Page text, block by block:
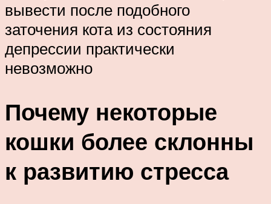
вывести после подобного
заточения кота из состояния
депрессии практически
невозможно
Почему некоторые
кошки более склонны
к развитию стресса